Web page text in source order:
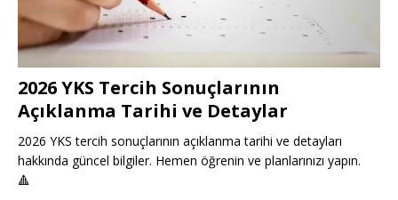
2026 YKS Tercih Sonuçlarının
Açıklanma Tarihi ve Detaylar
2026 YKS tercih sonuçlarının açıklanma tarihi ve detayları
hakkında güncel bilgiler. Hemen öğrenin ve planlarınızı yapın.
🔺